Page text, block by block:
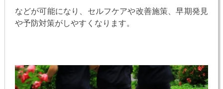
などが可能になり、セルフケアや改善施策、早期発見
や予防対策がしやすくなります。